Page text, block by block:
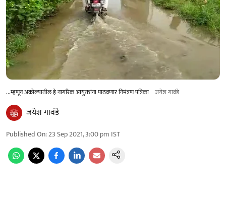
...म्हणून अकोल्यातील हे नागरिक आयुक्तांना पाठवणार निमंत्रण पत्रिका जयेश गावंडे
जयेश गावंडे
Published On:23 Sep 2021, 3:00 pm IST